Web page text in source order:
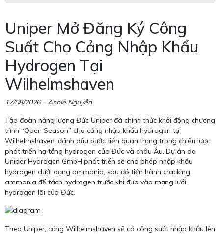
Uniper Mở Đăng Ký Công
Suất Cho Cảng Nhập Khẩu
Hydrogen Tại
Wilhelmshaven
17/08/2026 – Annie Nguyễn
Tập đoàn năng lượng Đức Uniper đã chính thức khởi động chương
trình “Open Season” cho cảng nhập khẩu hydrogen tại
Wilhelmshaven, đánh dấu bước tiến quan trọng trong chiến lược
phát triển hạ tầng hydrogen của Đức và châu Âu. Dự án do
Uniper Hydrogen GmbH phát triển sẽ cho phép nhập khẩu
hydrogen dưới dạng ammonia, sau đó tiến hành cracking
ammonia để tách hydrogen trước khi đưa vào mạng lưới
hydrogen lõi của Đức.
Theo Uniper, cảng Wilhelmshaven sẽ có công suất nhập khẩu lên